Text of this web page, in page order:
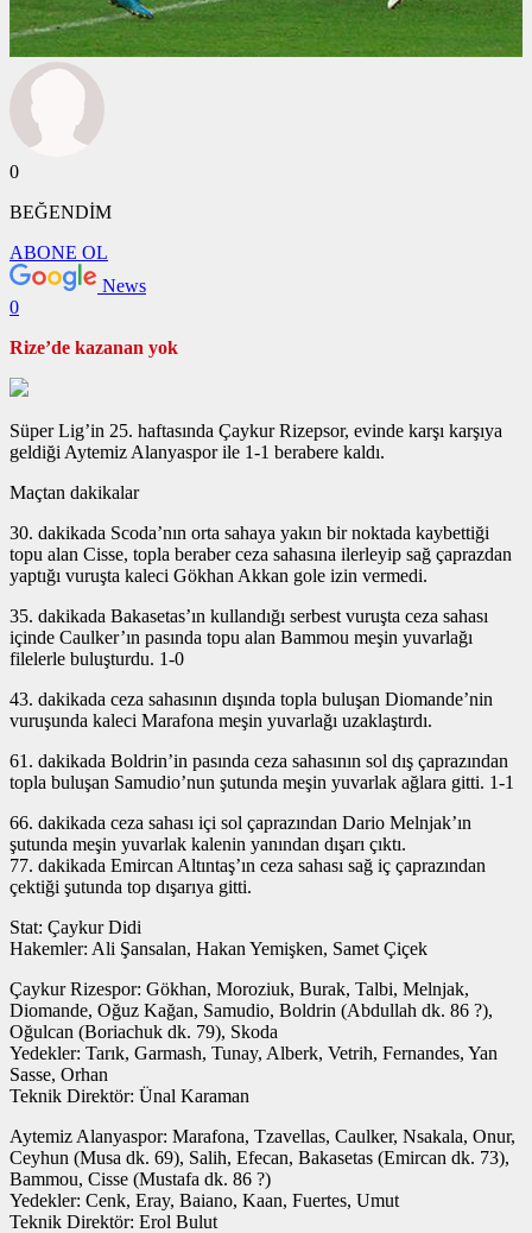
0
BEĞENDİM
ABONE OL
News
0
Rize’de kazanan yok
Süper Lig’in 25. haftasında Çaykur Rizepsor, evinde karşı karşıya
geldiği Aytemiz Alanyaspor ile 1-1 berabere kaldı.
Maçtan dakikalar
30. dakikada Scoda’nın orta sahaya yakın bir noktada kaybettiği
topu alan Cisse, topla beraber ceza sahasına ilerleyip sağ çaprazdan
yaptığı vuruşta kaleci Gökhan Akkan gole izin vermedi.
35. dakikada Bakasetas’ın kullandığı serbest vuruşta ceza sahası
içinde Caulker’ın pasında topu alan Bammou meşin yuvarlağı
filelerle buluşturdu. 1-0
43. dakikada ceza sahasının dışında topla buluşan Diomande’nin
vuruşunda kaleci Marafona meşin yuvarlağı uzaklaştırdı.
61. dakikada Boldrin’in pasında ceza sahasının sol dış çaprazından
topla buluşan Samudio’nun şutunda meşin yuvarlak ağlara gitti. 1-1
66. dakikada ceza sahası içi sol çaprazından Dario Melnjak’ın
şutunda meşin yuvarlak kalenin yanından dışarı çıktı.
77. dakikada Emircan Altıntaş’ın ceza sahası sağ iç çaprazından
çektiği şutunda top dışarıya gitti.
Stat: Çaykur Didi
Hakemler: Ali Şansalan, Hakan Yemişken, Samet Çiçek
Çaykur Rizespor: Gökhan, Moroziuk, Burak, Talbi, Melnjak,
Diomande, Oğuz Kağan, Samudio, Boldrin (Abdullah dk. 86 ?),
Oğulcan (Boriachuk dk. 79), Skoda
Yedekler: Tarık, Garmash, Tunay, Alberk, Vetrih, Fernandes, Yan
Sasse, Orhan
Teknik Direktör: Ünal Karaman
Aytemiz Alanyaspor: Marafona, Tzavellas, Caulker, Nsakala, Onur,
Ceyhun (Musa dk. 69), Salih, Efecan, Bakasetas (Emircan dk. 73),
Bammou, Cisse (Mustafa dk. 86 ?)
Yedekler: Cenk, Eray, Baiano, Kaan, Fuertes, Umut
Teknik Direktör: Erol Bulut